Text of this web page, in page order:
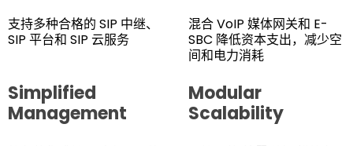
支持多种合格的 SIP 中继、
SIP 平台和 SIP 云服务
混合 VoIP 媒体网关和 E-
SBC 降低资本支出，减少空
间和电力消耗
Simplified
Management
Modular
Scalability